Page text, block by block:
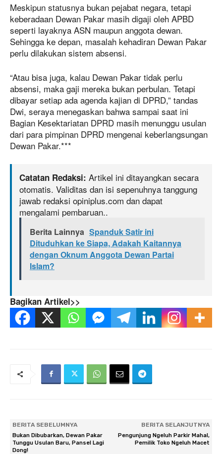
Meskipun statusnya bukan pejabat negara, tetapi
keberadaan Dewan Pakar masih digaji oleh APBD
seperti layaknya ASN maupun anggota dewan.
Sehingga ke depan, masalah kehadiran Dewan Pakar
perlu dilakukan sistem absensi.
“Atau bisa juga, kalau Dewan Pakar tidak perlu
absensi, maka gaji mereka bukan perbulan. Tetapi
dibayar setiap ada agenda kajian di DPRD,” tandas
Dwi, seraya menegaskan bahwa sampai saat ini
Bagian Kesektariatan DPRD masih menunggu usulan
dari para pimpinan DPRD mengenai keberlangsungan
Dewan Pakar.***
Catatan Redaksi: Artikel ini ditayangkan secara
otomatis. Validitas dan isi sepenuhnya tanggung
jawab redaksi opiniplus.com dan dapat
mengalami pembaruan..
Berita Lainnya Spanduk Satir ini
Dituduhkan ke Siapa, Adakah Kaitannya
dengan Oknum Anggota Dewan Partai
Islam?
Bagikan Artikel>>
BERITA SEBELUMNYA
Bukan Dibubarkan, Dewan Pakar
Tunggu Usulan Baru, Pansel Lagi
Dong!
BERITA SELANJUTNYA
Pengunjung Ngeluh Parkir Mahal,
Pemilik Toko Ngeluh Macet